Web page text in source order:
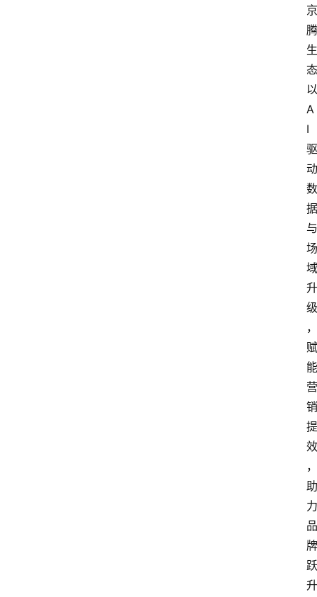
京
腾
生
态
以
A
I
驱
动
数
据
与
场
域
升
级
，
赋
能
营
销
提
效
，
助
力
品
牌
跃
升